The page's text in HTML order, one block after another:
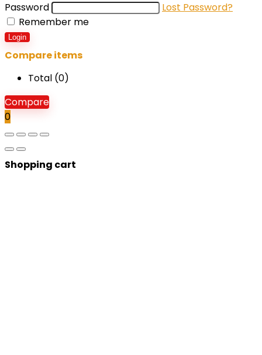
Password
Lost Password?
Remember me
Login
Compare items
Total (0)
Compare
0
Shopping cart